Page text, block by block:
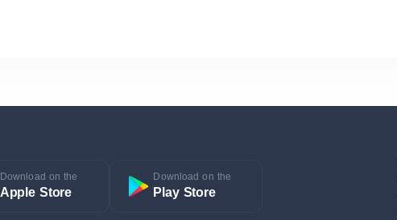
Download on the
Apple Store
Download on the
Play Store